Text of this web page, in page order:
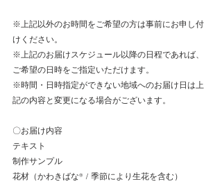
※上記以外のお時間をご希望の方は事前にお申し付
けください。
※上記のお届けスケジュール以降の日程であれば、
ご希望の日時をご指定いただけます。
※時間・日時指定ができない地域へのお届け日は上
記の内容と変更になる場合がございます。
〇お届け内容
テキスト
制作サンプル
花材（かわきばな®︎ / 季節により生花を含む）